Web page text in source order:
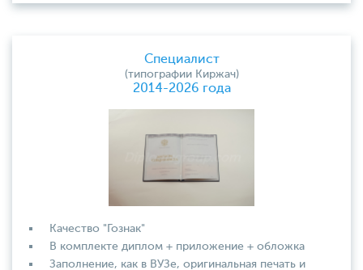
Специалист
(типографии Киржач)
2014-2026 года
Качество "Гознак"
В комплекте диплом + приложение + обложка
Заполнение, как в ВУЗе, оригинальная печать и